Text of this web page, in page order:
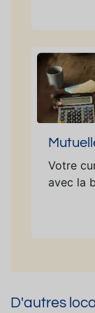
Votre
avec la
D'autres